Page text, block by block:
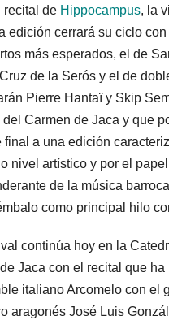
recital de Hippocampus, la
edición cerrará su ciclo
más esperados, el de
de la Serós y el de
Pierre Hantaï y Skip
Carmen de Jaca y que
final a una edición
nivel artístico y por el papel
de la música
como principal hilo
continúa hoy en la
Jaca con el recital que ha
italiano Arcomelo con el
aragonés José Luis